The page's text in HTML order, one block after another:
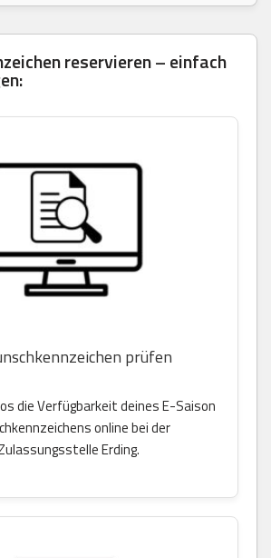
reservieren – einfach
prüfen
die Verfügbarkeit deines E-Saison
online bei der
Erding.